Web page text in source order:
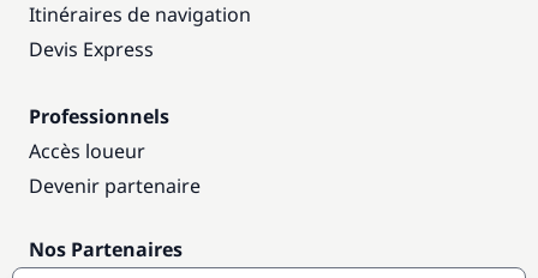
Itinéraires de navigation
Devis Express
Professionnels
Accès loueur
Devenir partenaire
Nos Partenaires